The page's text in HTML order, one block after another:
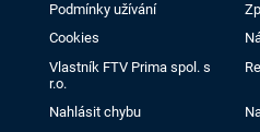
Podmínky užívání
Cookies
Vlastník FTV Prima spol. s
r.o.
Nahlásit chybu